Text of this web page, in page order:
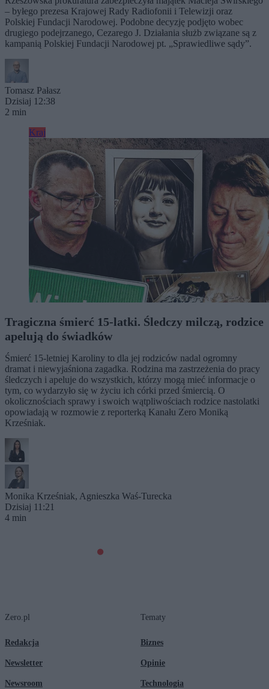
– byłego prezesa Krajowej Rady Radiofonii i Telewizji oraz
Polskiej Fundacji Narodowej. Podobne decyzję podjęto wobec
drugiego podejrzanego, Cezarego J. Działania służb związane są z
kampanią Polskiej Fundacji Narodowej pt. „Sprawiedliwe sądy”.
Tomasz Pałasz
Dzisiaj 12:38
2 min
Kraj
Tragiczna śmierć 15-latki. Śledczy milczą, rodzice
apelują do świadków
Śmierć 15-letniej Karoliny to dla jej rodziców nadal ogromny
dramat i niewyjaśniona zagadka. Rodzina ma zastrzeżenia do pracy
śledczych i apeluje do wszystkich, którzy mogą mieć informacje o
tym, co wydarzyło się w życiu ich córki przed śmiercią. O
okolicznościach sprawy i swoich wątpliwościach rodzice nastolatki
opowiadają w rozmowie z reporterką Kanału Zero Moniką
Krześniak.
Monika Krześniak, Agnieszka Waś-Turecka
Dzisiaj 11:21
4 min
Zero.pl
Redakcja
Newsletter
Newsroom
Tematy
Biznes
Opinie
Technologia